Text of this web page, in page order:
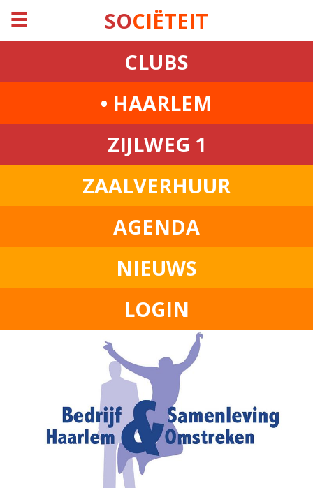
☰ SOCIËTEIT
CLUBS
• HAARLEM
ZIJLWEG 1
ZAALVERHUUR
AGENDA
NIEUWS
LOGIN